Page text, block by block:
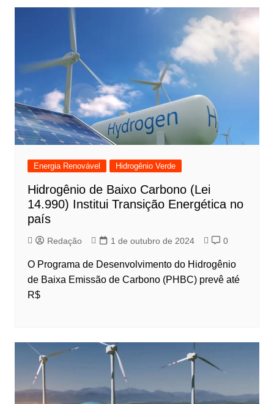
Energia Renovável Hidrogênio Verde
Hidrogênio de Baixo Carbono (Lei
14.990) Institui Transição Energética no
país
Redação 1 de outubro de 2024 0
O Programa de Desenvolvimento do Hidrogênio
de Baixa Emissão de Carbono (PHBC) prevê até
R$